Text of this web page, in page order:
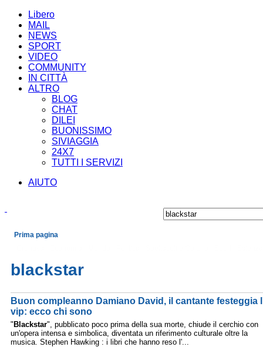
Libero
MAIL
NEWS
SPORT
VIDEO
COMMUNITY
IN CITTÀ
ALTRO
BLOG
CHAT
DILEI
BUONISSIMO
SIVIAGGIA
24X7
TUTTI I SERVIZI
AIUTO
Prima pagina
blackstar
Buon compleanno Damiano David, il cantante festeggia
vip: ecco chi sono
" Blackstar", pubblicato poco prima della sua morte, chiude il cerchio con
un'opera intensa e simbolica, diventata un riferimento culturale oltre la
musica. Stephen Hawking : i libri che hanno reso l'...